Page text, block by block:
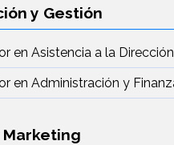
y Gestión
en Asistencia a la Dirección
en Administración y